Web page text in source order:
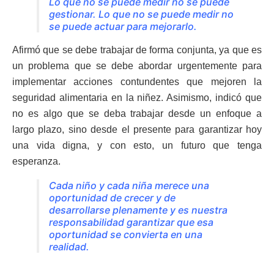
gestionar. Lo que no se puede medir no
se puede actuar para mejorarlo.
Afirmó que se debe trabajar de forma conjunta, ya que es
un problema que se debe abordar urgentemente para
implementar acciones contundentes que mejoren la
seguridad alimentaria en la niñez. Asimismo, indicó que
no es algo que se deba trabajar desde un enfoque a
largo plazo, sino desde el presente para garantizar hoy
una vida digna, y con esto, un futuro que tenga
esperanza.
Cada niño y cada niña merece una
oportunidad de crecer y de
desarrollarse plenamente y es nuestra
responsabilidad garantizar que esa
oportunidad se convierta en una
realidad.